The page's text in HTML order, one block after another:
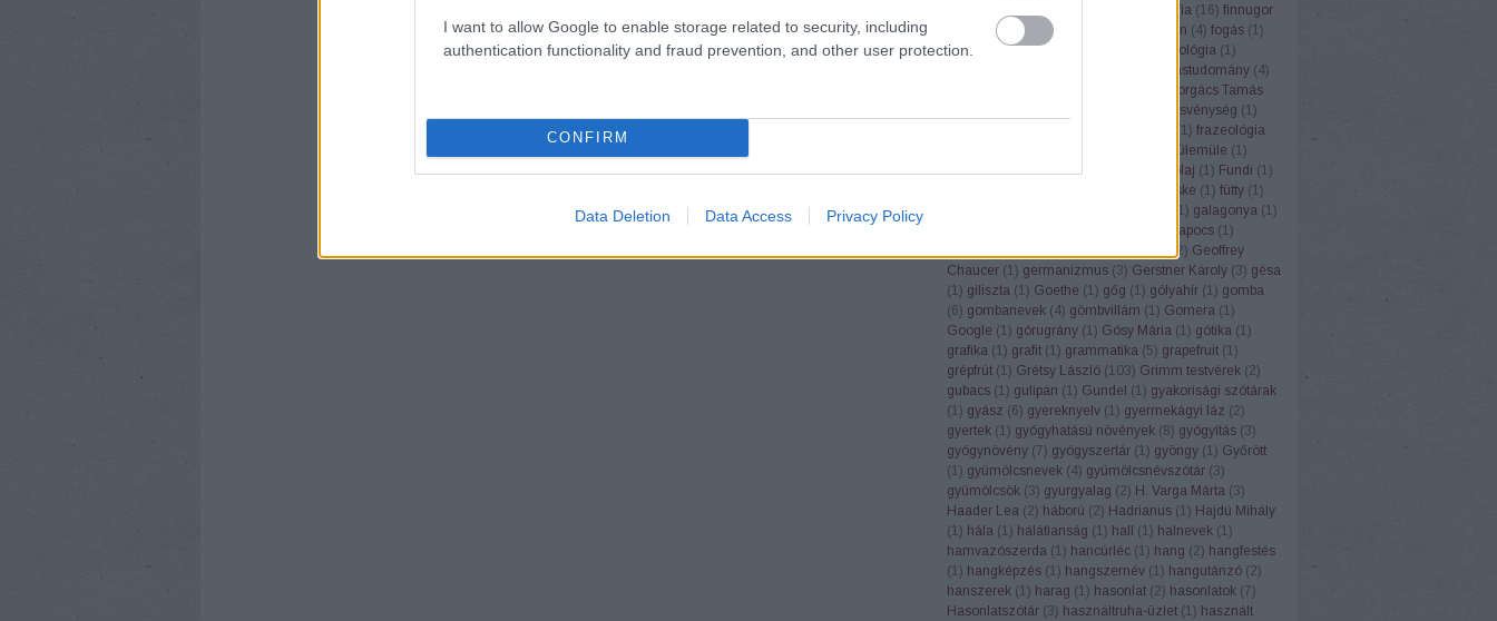
I want to allow Google to enable storage related to security, including
authentication functionality and fraud prevention, and other user protection.
CONFIRM
Data Deletion Data Access Privacy Policy
filozófia (16) finnugor
finnugrisztika főbűn (4) fogás (1 )
földikutya (1) folklór fonológia (1 )
fordítástudomány (4)
Forgács Tamás
fösvénység (1 )
(1 ) frazeológia
fülemüle (1 )
fülolaj (1 ) Fundi (1 )
füsti fecske (1 ) fütty (1 )
1 ) galagonya (1 )
gemkapocs (1 )
2) Geoffrey
Chaucer (1 ) germanizmus (3) Gerstner Károly (3) gésa
(1 ) giliszta (1 ) Goethe (1 ) gőg (1 ) gólyahír (1 ) gomba
(6) gombanevek (4) gömbvillám (1 ) Gomera (1 )
Google (1 ) górugrány (1 ) Gósy Mária (1 ) gótika (1 )
grafika (1 ) grafit (1 ) grammatika (5) grapefruit (1 )
grépfrút (1 ) Grétsy László (103) Grimm testvérek (2)
gubacs (1 ) gulipán (1 ) Gundel (1 ) gyakorisági szótárak
(1 ) gyász (6) gyereknyelv (1 ) gyermekágyi láz (2)
gyertek (1 ) gyógyhatású növények (8) gyógyítás (3)
gyógynövény (7) gyógyszertár (1 ) gyöngy (1 ) Győrött
(1 ) gyümölcsnevek (4) gyümölcsnévszótár (3)
gyümölcsök (3) gyurgyalag (2) H. Varga Márta (3)
Haader Lea (2) háború (2) Hadrianus (1 ) Hajdú Mihály
(1 ) hála (1 ) hálátlanság (1 ) hall (1 ) halnevek (1 )
hamvazószerda (1 ) hancúrléc (1 ) hang (2) hangfestés
(1 ) hangképzés (1 ) hangszernév (1 ) hangutánzó (2)
hanszerek (1 ) harag (1 ) hasonlat (2) hasonlatok (7)
Hasonlatszótár (3) használtruha-üzlet (1 ) használt